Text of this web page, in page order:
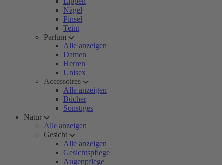
Nägel
Pinsel
Teint
Parfum
Alle anzeigen
Damen
Herren
Unisex
Accessoires
Alle anzeigen
Bücher
Sonstiges
Natur
Alle anzeigen
Gesicht
Alle anzeigen
Gesichtspflege
Augenpflege